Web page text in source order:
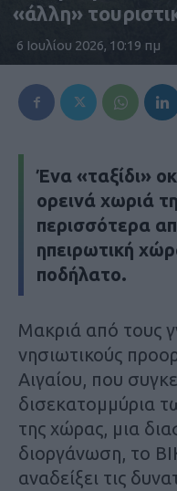
«άλλη»
6 Ιουλίου 2026, 10:19 πμ
Ένα «ταξίδι»
ορεινά χωριά
περισσότερα
ηπειρωτική
ποδήλατο.
Μακριά από τους
νησιωτικούς
Αιγαίου, που
δισεκατομμύρια
της χώρας, μια
διοργάνωση, το
αναδείξει τις